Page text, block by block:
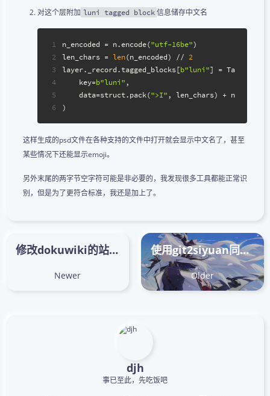
对这个层附加 luni tagged block 信息储存中文名
1
2
3
4
5
6
n_encoded = n.encode("utf-16be")
len_chars = len(n_encoded) // 2
layer._record.tagged_blocks[b"luni"] =
    key=
b"luni" ,
    data=struct.pack(
">I" , len_chars) +
)
这样生成的psd文件在各种支持的文件中打开就会显示中文名了，甚至
某些情况下还能显示emoji。
另外末尾的两字节空字符可能是非必要的，我发现很多工具都能正常识
别，但是为了更符合标准，我还是加上了。
修改dokuwiki的站点logo、favicon以及bookmark icon
Newer
使用git2siyuan同步Git仓库内的文本文件到思源笔记
Older
djh
事已至此，先吃饭吧